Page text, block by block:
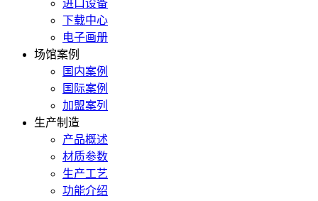
进口设备
下载中心
电子画册
场馆案例
国内案例
国际案例
加盟案列
生产制造
产品概述
材质参数
生产工艺
功能介绍